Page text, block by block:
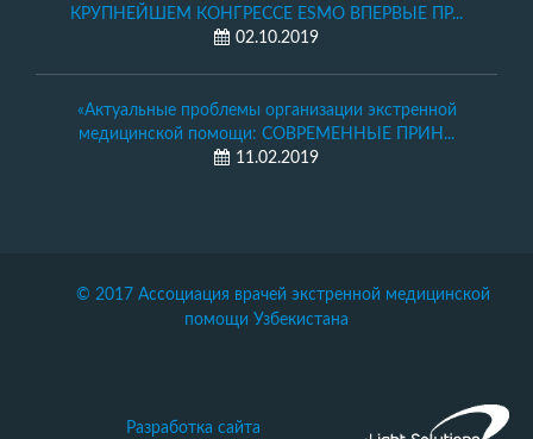
КРУПНЕЙШЕМ КОНГРЕССЕ ESMO ВПЕРВЫЕ ПР...
02.10.2019
«Актуальные проблемы организации экстренной
медицинской помощи: СОВРЕМЕННЫЕ ПРИН...
11.02.2019
© 2017 Ассоциация врачей экстренной медицинской
помощи Узбекистана
Разработка сайта